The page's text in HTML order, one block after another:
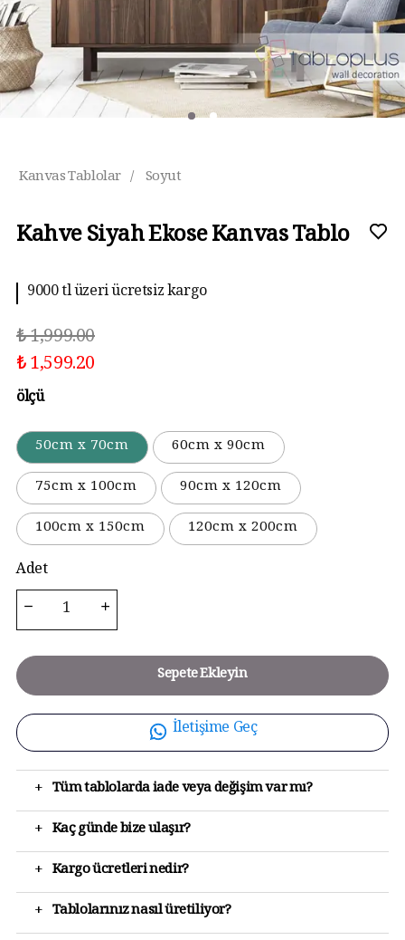
Kanvas Tablolar / Soyut
Kahve Siyah Ekose Kanvas Tablo
9000 tl üzeri ücretsiz kargo
₺ 1,999.00
₺ 1,599.20
ölçü
50cm x 70cm
60cm x 90cm
75cm x 100cm
90cm x 120cm
100cm x 150cm
120cm x 200cm
Adet
Sepete Ekleyin
İletişime Geç
+ Tüm tablolarda iade veya değişim var mı?
+ Kaç günde bize ulaşır?
+ Kargo ücretleri nedir?
+ Tablolarınız nasıl üretiliyor?